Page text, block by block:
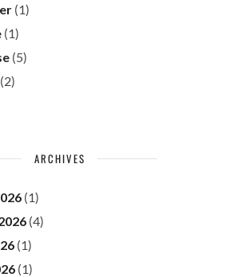
(1)
(1)
(5)
(2)
ARCHIVES
(1)
(4)
(1)
(1)